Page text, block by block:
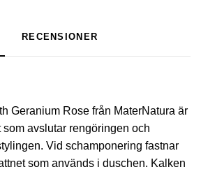
RECENSIONER
Geranium Rose från MaterNatura är
avslutar rengöringen och
Vid schamponering fastnar
som används i duschen. Kalken